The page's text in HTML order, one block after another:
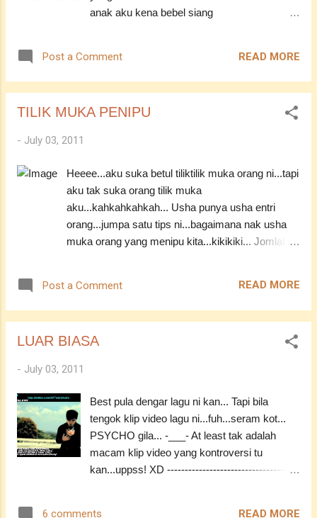
bukan bini kita tak boleh! paham bapak?
sudah lah!" Malam tu... Din mula ingin
bernama Ina itu. Apa nak jadik ngan bapak
anak aku kena bebel siang
ya...INSYAALLAH... --------------------------------
------ Pernahkah anda mempunyai perasaan
berasa ingin mengamuk? Article ini cuba
“Marah adalah satu di antara panah syaitan
yang mengandungi racun. Oleh itu hindarilah
ia agar kamu dapat menewaskan syaitan dan
bala tenteranya.” Apabila marah dituruti, ia
akan membakar kebaikan seperti api
kecuali debu. Bagi menghilangkan perasaan
Allah atas segala tindakan kita. Allah
Post a Comment READ MORE
TILIK MUKA PENIPU
- July 03, 2011
Heeee...aku suka betul tiliktilik muka orang ni...tapi
aku tak suka orang tilik muka
aku...kahkahkahkah... Usha punya usha entri
orang...jumpa satu tips ni...bagaimana nak usha
muka orang yang menipu kita...kikikiki... Jomlah
kira lelaki atau wanita, kalau dah kaki pembohong
tu kawan baik pun digulainya hidup-hidup. Di
sedang berbohong. MENYENTUH HIDUNG
menyebabkan ianya membesar. Fenomena ini
juga dikenali sebagai kesan pinocchio. Jadi,
apabila seseorang bercakap dengan anda
dankerap menyentuh hidung yang tidak gatal,
sebenarnya ada sesuatu yang diselindungkannya.
MENUTUP MULUT Ada sesetengah orang
berbohong. Ini merupakan satu tindak balas
Post a Comment READ MORE
LUAR BIASA
- July 03, 2011
Best pula dengar lagu ni kan... Tapi bila
tengok klip video lagu ni...fuh...seram kot...
PSYCHO gila... -___- At least tak adalah
macam klip video yang kontroversi tu
kan...uppss! XD -------------------------------------
6 comments READ MORE